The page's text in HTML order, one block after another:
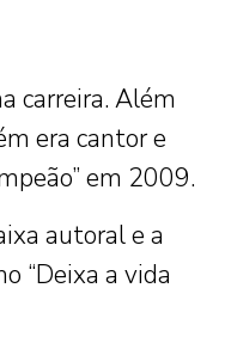
carreira. Além
era cantor e
em 2009.
autoral e a
“Deixa a vida